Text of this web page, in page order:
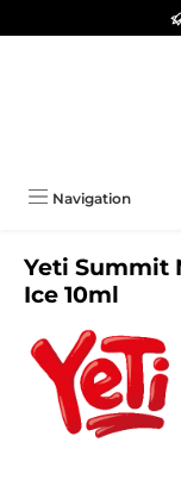
Zum Hauptinhalt
Navigation
Yeti Summit
Ice 10ml